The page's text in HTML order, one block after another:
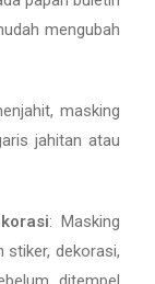
mengubah
masking
jahitan atau
: Masking
stiker, dekorasi,